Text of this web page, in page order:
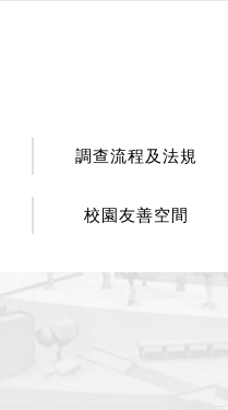
調查流程及法規
校園友善空間